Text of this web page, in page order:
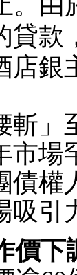
貸款
銀
斬」
市場
債權
吸引
價下